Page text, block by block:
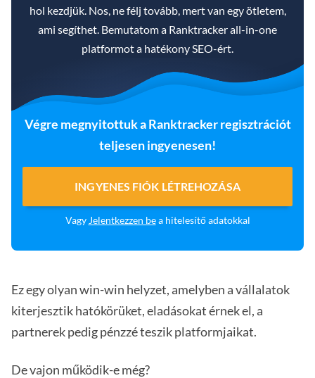
hol kezdjük. Nos, ne félj tovább, mert van egy ötletem,
ami segíthet. Bemutatom a Ranktracker all-in-one
platformot a hatékony SEO-ért.
Végre megnyitottuk a Ranktracker regisztrációt
teljesen ingyenesen!
INGYENES FIÓK LÉTREHOZÁSA
Vagy Jelentkezzen bea hitelesítő adatokkal
Ez egy olyan win-win helyzet, amelyben a vállalatok
kiterjesztik hatókörüket, eladásokat érnek el, a
partnerek pedig pénzzé teszik platformjaikat.
De vajon működik-e még?